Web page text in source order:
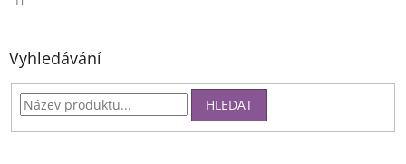
Vyhledávání
HLEDAT